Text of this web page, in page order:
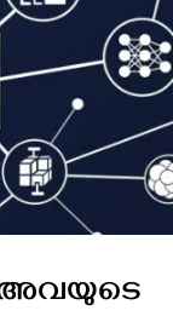
അവയുടെ